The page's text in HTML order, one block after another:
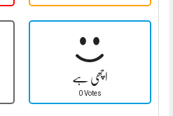
اچھی ہے
0 Votes